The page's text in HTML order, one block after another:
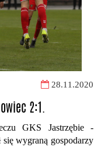
28.11.2020
2:1.
GKS Jastrzębie -
się wygraną gospodarzy